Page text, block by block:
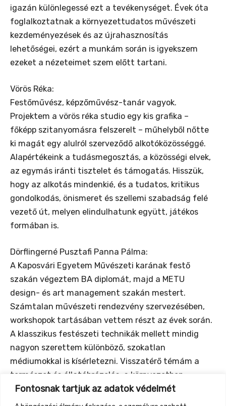
Fontosnak tartjuk az adatok védelmét
igazán különlegessé ezt a tevékenységet. Évek óta
foglalkoztatnak a környezettudatos művészeti
kezdeményezések és az újrahasznosítás
lehetőségei, ezért a munkám során is igyekszem
ezeket a nézeteimet szem előtt tartani.
Vörös Réka:
Festőművész, képzőművész-tanár vagyok.
Projektem a vörös réka studio egy kis grafika –
főképp szitanyomásra felszerelt – műhelyből nőtte
ki magát egy alulról szerveződő alkotóközösséggé.
Alapértékeink a tudásmegosztás, a közösségi elvek,
az egymás iránti tisztelet és támogatás. Hisszük,
hogy az alkotás mindenkié, és a tudatos, kritikus
gondolkodás, önismeret és szellemi szabadság felé
vezető út, melyen elindulhatunk együtt, játékos
formában is.
Dörflingerné Pusztafi Panna Pálma:
A Kaposvári Egyetem Művészeti karának festő
szakán végeztem BA diplomát, majd a METU
design- és art management szakán mestert.
Számtalan művészeti rendezvény szervezésében,
workshopok tartásában vettem részt az évek során.
A klasszikus festészeti technikák mellett mindig
nagyon szerettem különböző, szokatlan
médiumokkal is kísérletezni. Visszatérő témám a
természet és állatábrázolás, a környezetben
elfoglalt helyünk kutatása. Szeretek természetes
anyagokat (szárított virágok, növényi részek,